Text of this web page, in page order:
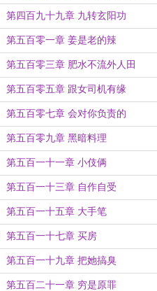
第四百九十九章 九转玄阳功
第五百零一章 姜是老的辣
第五百零三章 肥水不流外人田
第五百零五章 跟女司机有缘
第五百零七章 会对你负责的
第五百零九章 黑暗料理
第五百一十一章 小伎俩
第五百一十三章 自作自受
第五百一十五章 大手笔
第五百一十七章 买房
第五百一十九章 把她搞臭
第五百二十一章 穷是原罪